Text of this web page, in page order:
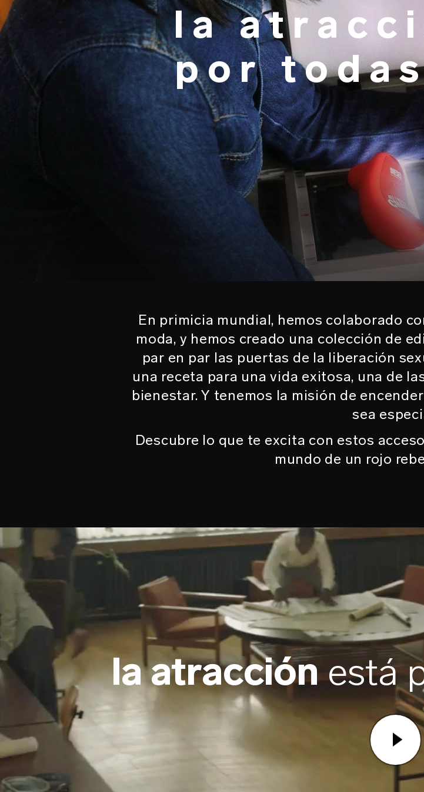
la
por
En primicia mundial, hemos colaborado
moda, y hemos creado una colección de
par en par las puertas de la liberación
una receta para una vida exitosa, una de
bienestar. Y tenemos la misión de
sea
Descubre lo que te excita con estos
mundo de un rojo
la atracciónestá